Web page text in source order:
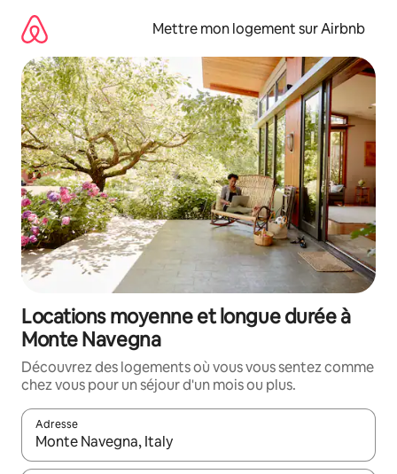
directement
contenu
Mettre mon logement sur Airbnb
Locations moyenne et longue durée à
Monte Navegna
Découvrez des logements où vous vous sentez comme
chez vous pour un séjour d'un mois ou plus.
Adresse
Lorsque les résultats s'affichent, utilisez les flèches vers le